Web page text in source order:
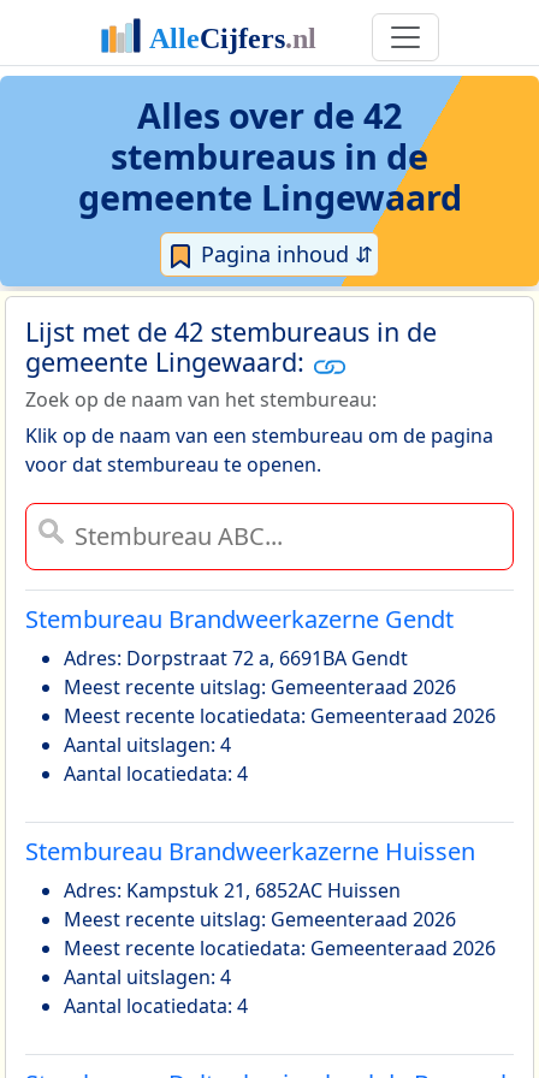
Alles over de 42
stembureaus in de
gemeente Lingewaard
Pagina inhoud ⇵
Lijst met de 42 stembureaus in de
gemeente Lingewaard:
Zoek op de naam van het stembureau:
Klik op de naam van een stembureau om de pagina
voor dat stembureau te openen.
Stembureau Brandweerkazerne Gendt
Adres: Dorpstraat 72 a, 6691BA Gendt
Meest recente uitslag: Gemeenteraad 2026
Meest recente locatiedata: Gemeenteraad 2026
Aantal uitslagen: 4
Aantal locatiedata: 4
Stembureau Brandweerkazerne Huissen
Adres: Kampstuk 21, 6852AC Huissen
Meest recente uitslag: Gemeenteraad 2026
Meest recente locatiedata: Gemeenteraad 2026
Aantal uitslagen: 4
Aantal locatiedata: 4